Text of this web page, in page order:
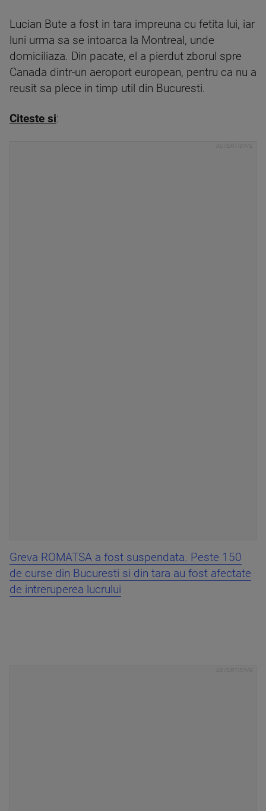
Lucian Bute a fost in tara impreuna cu fetita lui, iar
luni urma sa se intoarca la Montreal, unde
domiciliaza. Din pacate, el a pierdut zborul spre
Canada dintr-un aeroport european, pentru ca nu a
reusit sa plece in timp util din Bucuresti.
Citeste si:
Greva ROMATSA a fost suspendata. Peste 150
de curse din Bucuresti si din tara au fost afectate
de intreruperea lucrului